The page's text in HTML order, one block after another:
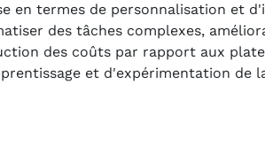
en termes de personnalisation et
des tâches complexes,
des coûts par rapport aux
et d'expérimentation de